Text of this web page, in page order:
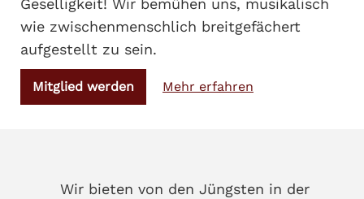
Geselligkeit! Wir bemühen uns, musikalisch
wie zwischenmenschlich breitgefächert
aufgestellt zu sein.
Mitglied werden Mehr erfahren
Wir bieten von den Jüngsten in der